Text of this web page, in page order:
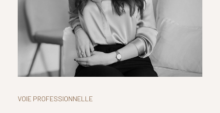
VOIE PROFESSIONNELLE